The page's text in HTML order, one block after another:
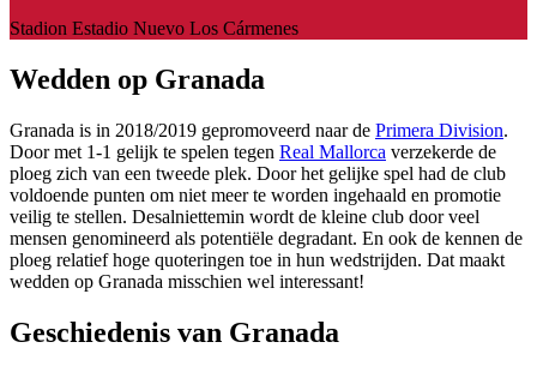
Stadion Estadio Nuevo Los Cármenes
Wedden op Granada
Granada is in 2018/2019 gepromoveerd naar de Primera Division.
Door met 1-1 gelijk te spelen tegen Real Mallorca verzekerde de
ploeg zich van een tweede plek. Door het gelijke spel had de club
voldoende punten om niet meer te worden ingehaald en promotie
veilig te stellen. Desalniettemin wordt de kleine club door veel
mensen genomineerd als potentiële degradant. En ook de kennen de
ploeg relatief hoge quoteringen toe in hun wedstrijden. Dat maakt
wedden op Granada misschien wel interessant!
Geschiedenis van Granada